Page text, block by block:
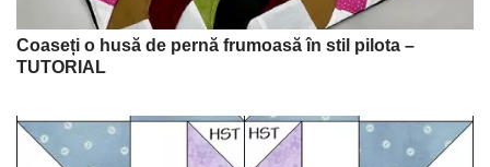
Coaseți o husă de pernă frumoasă în stil pilota –
TUTORIAL